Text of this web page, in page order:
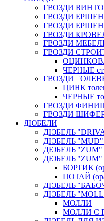
ГВОЗДИ
ГВОЗДИ
ГВОЗДИ
ГВОЗДИ
ГВОЗДИ
ГВОЗДИ
ЧЕРНЫЕ
ГВОЗДИ
ЦИНК
ЧЕРНЫЕ
ГВОЗДИ
ГВОЗДИ
ДЮБЕЛИ
ДЮБЕЛЬ
ДЮБЕЛЬ
ДЮБЕЛЬ
ДЮБЕЛЬ
БОРТИК
ПОТАЙ
ДЮБЕЛЬ
ДЮБЕЛЬ
МОЛЛИ
МОЛЛИ С